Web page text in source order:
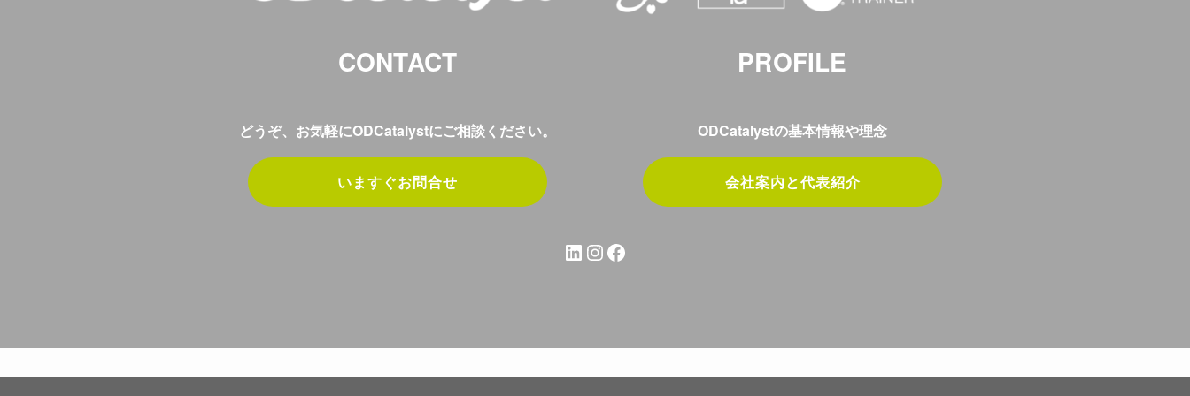
CONTACT
どうぞ、お気軽にODCatalystにご相談ください。
いますぐお問合せ
PROFILE
ODCatalystの基本情報や理念
会社案内と代表紹介
LinkedIn
Instagram
Facebook